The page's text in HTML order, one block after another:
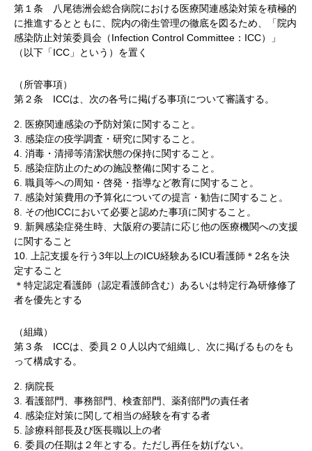
第１条 八尾徳洲会総合病院における医療関連感染対策を積極的
に推進するとともに、院内の衛生管理の徹底を図るため、「院内
感染防止対策委員会（Infection Control Committee：ICC）」
（以下「ICC」という）を置く
（所管事項）
第２条 ICCは、次の各号に掲げる事項について審議する。
2. 医療関連感染の予防対策に関すること。
3. 感染症の疫学調査・研究に関すること。
4. 消毒・清掃等清潔状態の保持に関すること。
5. 感染症防止のための施設整備に関すること。
6. 職員等への周知・啓発・指導など教育に関すること。
7. 感染対策費用の予算化についての提言・勧告に関すること。
8. その他ICCにおいて必要と認めた事項に関すること。
9. 新興感染症発生時、大阪府の要請に応じ他の医療機関への支援
に関すること
10. 上記支援を行う3年以上のICU経験あるICU看護師＊2名を決
定すること
＊特定認定看護師（認定看護師含む）あるいは特定行為研修修了
者を優先とする
（組織）
第３条 ICCは、委員２０人以内で組織し、次に掲げるものをも
って構成する。
2. 病院長
3. 看護部門、事務部門、検査部門、薬剤部門の責任者
4. 感染症対策に関して相当の経験を有する者
5. 診療科部長及び医長職以上の者
6. 委員の任期は２年とする。ただし再任を妨げない。